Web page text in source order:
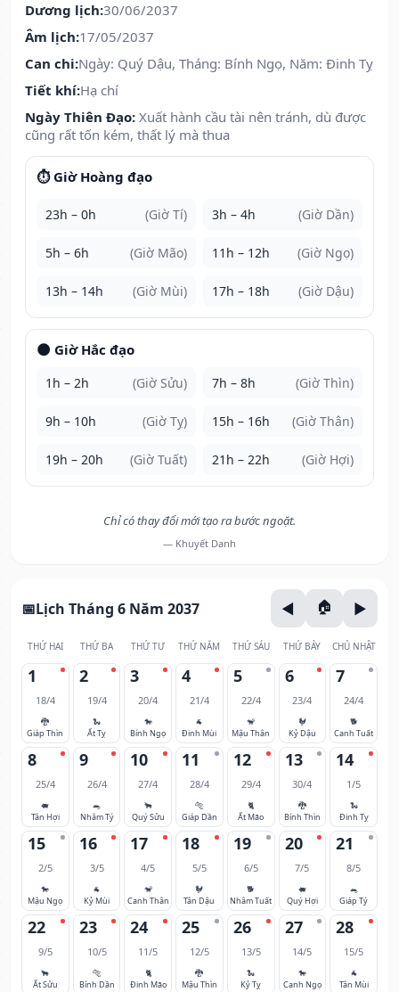
Dương lịch:30/06/2037
Âm lịch:17/05/2037
Can chi:Ngày: Quý Dậu, Tháng: Bính Ngọ, Năm: Đinh Tỵ
Tiết khí:Hạ chí
Ngày Thiên Đạo: Xuất hành cầu tài nên tránh, dù được
cũng rất tốn kém, thất lý mà thua
⏱️ Giờ Hoàng đạo
23h – 0h (Giờ Tí) 3h – 4h (Giờ Dần)
5h – 6h (Giờ Mão) 11h – 12h (Giờ Ngọ)
13h – 14h (Giờ Mùi) 17h – 18h (Giờ Dậu)
🌑 Giờ Hắc đạo
1h – 2h (Giờ Sửu) 7h – 8h (Giờ Thìn)
9h – 10h (Giờ Tỵ) 15h – 16h (Giờ Thân)
19h – 20h (Giờ Tuất) 21h – 22h (Giờ Hợi)
Chỉ có thay đổi mới tạo ra bước ngoặt.
— Khuyết Danh
Lịch Tháng 6 Năm 2037
THỨ HAI THỨ BA THỨ TƯ THỨ NĂM THỨ SÁU THỨ BẢY CHỦ NHẬT
1
18/4
🐉
Giáp Thìn
2
19/4
🐍
Ất Tỵ
3
20/4
🐎
Bính Ngọ
4
21/4
🐐
Đinh Mùi
5
22/4
🐒
Mậu Thân
6
23/4
🐓
Kỷ Dậu
7
24/4
🐕
Canh Tuất
8
25/4
🐖
Tân Hợi
9
26/4
🐀
Nhâm Tý
10
27/4
🐂
Quý Sửu
11
28/4
🐅
Giáp Dần
12
29/4
🐈
Ất Mão
13
30/4
🐉
Bính Thìn
14
1/5
🐍
Đinh Tỵ
15
2/5
🐎
Mậu Ngọ
16
3/5
🐐
Kỷ Mùi
17
4/5
🐒
Canh Thân
18
5/5
🐓
Tân Dậu
19
6/5
🐕
Nhâm Tuất
20
7/5
🐖
Quý Hợi
21
8/5
🐀
Giáp Tý
22
9/5
🐂
Ất Sửu
23
10/5
🐅
Bính Dần
24
11/5
🐈
Đinh Mão
25
12/5
🐉
Mậu Thìn
26
13/5
🐍
Kỷ Tỵ
27
14/5
🐎
Canh Ngọ
28
15/5
🐐
Tân Mùi